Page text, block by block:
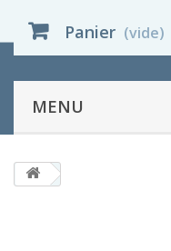
Panier (vide)
MENU